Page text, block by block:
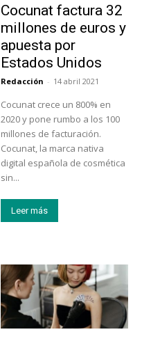
Cocunat factura 32
millones de euros y
apuesta por
Estados Unidos
Redacción - 14 abril 2021
Cocunat crece un 800% en
2020 y pone rumbo a los 100
millones de facturación.
Cocunat, la marca nativa
digital española de cosmética
sin...
Leer más